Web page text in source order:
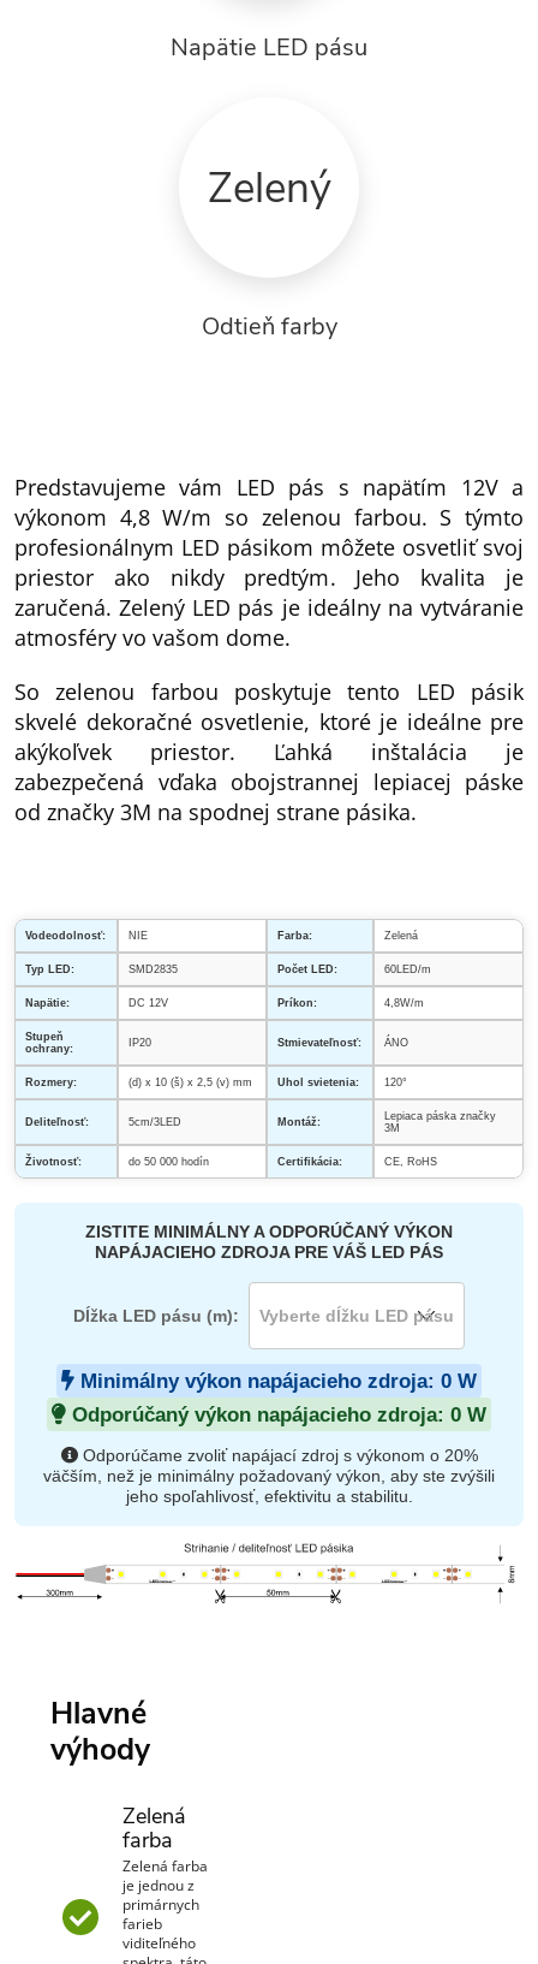
Napätie LED pásu
Zelený
Odtieň farby
Predstavujeme vám LED pás s napätím 12V a
výkonom 4,8 W/m so zelenou farbou. S týmto
profesionálnym LED pásikom môžete osvetliť svoj
priestor ako nikdy predtým. Jeho kvalita je
zaručená. Zelený LED pás je ideálny na vytváranie
atmosféry vo vašom dome.
So zelenou farbou poskytuje tento LED pásik
skvelé dekoračné osvetlenie, ktoré je ideálne pre
akýkoľvek priestor. Ľahká inštalácia je
zabezpečená vďaka obojstrannej lepiacej páske
od značky 3M na spodnej strane pásika.
Vodeodolnosť: NIE Farba: Zelená
Typ LED: SMD2835 Počet LED: 60LED/m
Napätie: DC 12V Príkon: 4,8W/m
Stupeň
ochrany:
IP20 Stmievateľnosť: ÁNO
Rozmery: (d) x 10 (š) x 2,5 (v) mm Uhol svietenia: 120°
Deliteľnosť: 5cm/3LED Montáž:
Lepiaca páska značky
3M
Životnosť: do 50 000 hodín Certifikácia: CE, RoHS
ZISTITE MINIMÁLNY A ODPORÚČANÝ VÝKON
NAPÁJACIEHO ZDROJA PRE VÁŠ LED PÁS
Dĺžka LED pásu (m):
Minimálny výkon napájacieho zdroja: 0 W
Odporúčaný výkon napájacieho zdroja: 0 W
Odporúčame zvoliť napájací zdroj s výkonom o 20%
väčším, než je minimálny požadovaný výkon, aby ste zvýšili
jeho spoľahlivosť, efektivitu a stabilitu.
Hlavné
výhody
Zelená
farba
Zelená farba
je jednou z
primárnych
farieb
viditeľného